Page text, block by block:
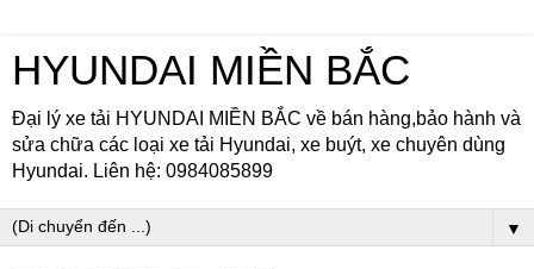
HYUNDAI MIỀN BẮC
Đại lý xe tải HYUNDAI MIỀN BẮC về bán hàng,bảo hành và
sửa chữa các loại xe tải Hyundai, xe buýt, xe chuyên dùng
Hyundai. Liên hệ: 0984085899
▼